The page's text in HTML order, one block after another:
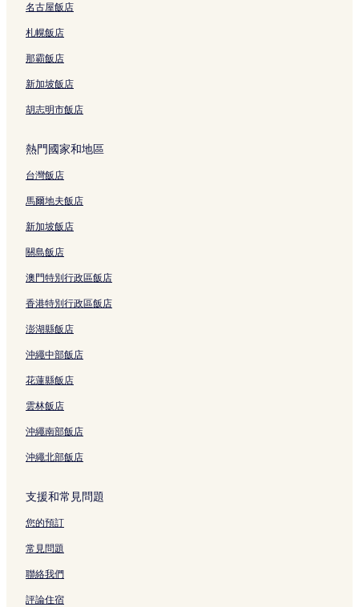
名古屋飯店
札幌飯店
那霸飯店
新加坡飯店
胡志明市飯店
熱門國家和地區
台灣飯店
馬爾地夫飯店
新加坡飯店
關島飯店
澳門特別行政區飯店
香港特別行政區飯店
澎湖縣飯店
沖繩中部飯店
花蓮縣飯店
雲林飯店
沖繩南部飯店
沖繩北部飯店
支援和常見問題
您的預訂
常見問題
聯絡我們
評論住宿